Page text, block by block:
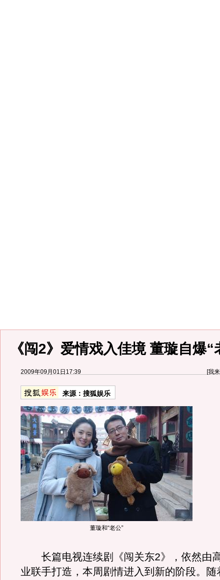
《闯2》爱情戏入佳境 董璇自爆
2009年09月01日17:39 [我
来源： 搜狐娱乐
董璇和“老公”
长篇电视连续剧《闯关东2》，依然由
业联手打造，本周剧情进入到新的阶段。随